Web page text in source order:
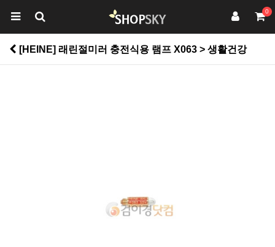
0
[HEINE] 래린절미러 충전식용 램프 X063 > 생활건강